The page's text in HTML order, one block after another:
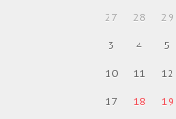
27 28 29
3 4 5
10 11 12
17 18 19